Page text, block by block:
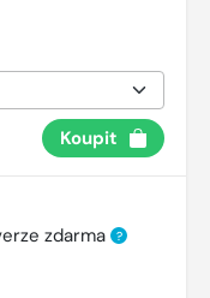
Koupit
zdarma ?